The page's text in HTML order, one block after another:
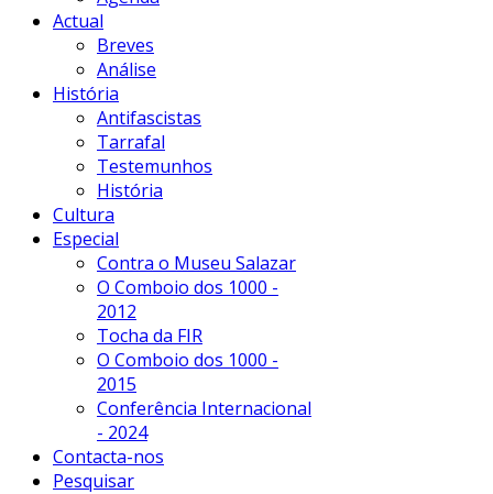
Actual
Breves
Análise
História
Antifascistas
Tarrafal
Testemunhos
História
Cultura
Especial
Contra o Museu Salazar
O Comboio dos 1000 -
2012
Tocha da FIR
O Comboio dos 1000 -
2015
Conferência Internacional
- 2024
Contacta-nos
Pesquisar